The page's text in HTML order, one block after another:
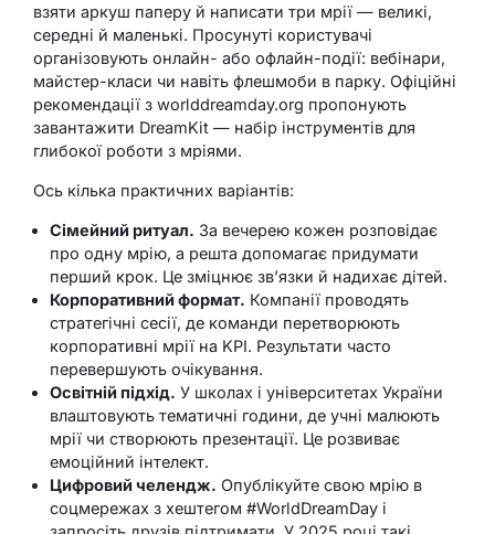
взяти аркуш паперу й написати три мрії — великі,
середні й маленькі. Просунуті користувачі
організовують онлайн- або офлайн-події: вебінари,
майстер-класи чи навіть флешмоби в парку. Офіційні
рекомендації з worlddreamday.org пропонують
завантажити DreamKit — набір інструментів для
глибокої роботи з мріями.
Ось кілька практичних варіантів:
Сімейний ритуал. За вечерею кожен розповідає
про одну мрію, а решта допомагає придумати
перший крок. Це зміцнює зв’язки й надихає дітей.
Корпоративний формат. Компанії проводять
стратегічні сесії, де команди перетворюють
корпоративні мрії на KPI. Результати часто
перевершують очікування.
Освітній підхід. У школах і університетах України
влаштовують тематичні години, де учні малюють
мрії чи створюють презентації. Це розвиває
емоційний інтелект.
Цифровий челендж. Опублікуйте свою мрію в
соцмережах з хештегом #WorldDreamDay і